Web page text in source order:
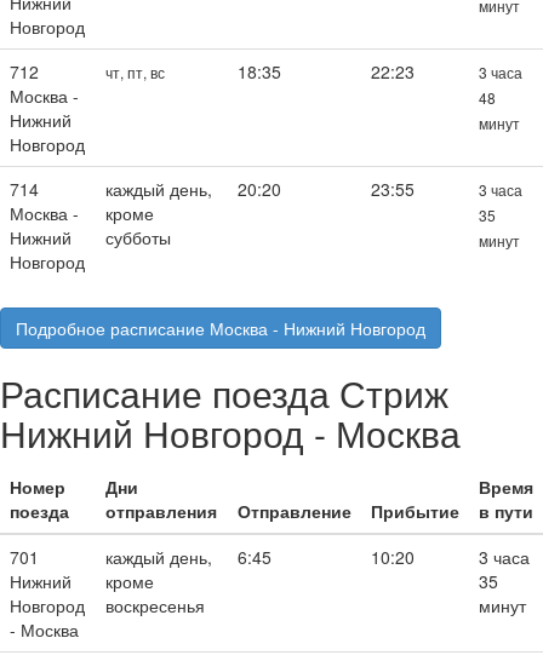
Новгород
минут
712
Москва -
Нижний
Новгород
чт, пт, вс 18:35 22:23
3 часа
48
минут
714
Москва -
Нижний
Новгород
каждый день,
кроме
субботы
20:20 23:55
3 часа
35
минут
Подробное расписание Москва - Нижний Новгород
Расписание поезда Стриж
Нижний Новгород - Москва
Номер
поезда
Дни
отправления
Отправление Прибытие
Время
в пути
701
Нижний
Новгород
- Москва
каждый день,
кроме
воскресенья
6:45 10:20
3 часа
35
минут